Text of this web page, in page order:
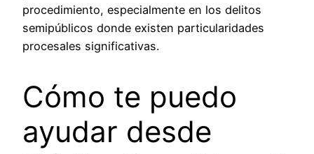
procedimiento, especialmente en los delitos
semipúblicos donde existen particularidades
procesales significativas.
Cómo te puedo
ayudar desde